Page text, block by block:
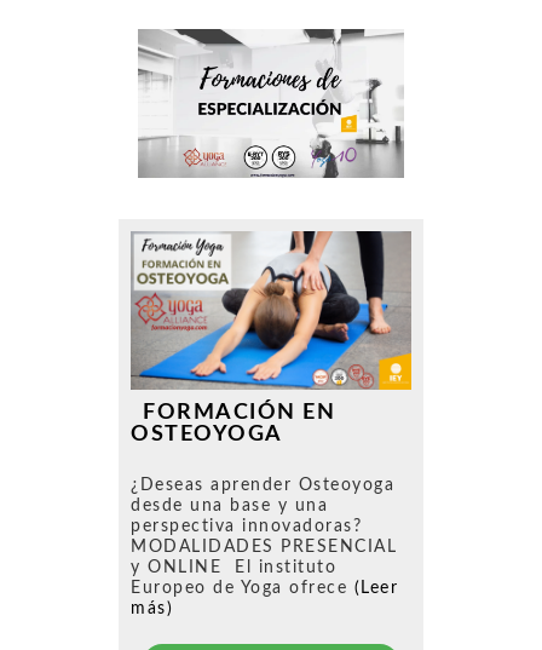
FORMACIÓN EN
OSTEOYOGA
¿Deseas aprender Osteoyoga
desde una base y una
perspectiva innovadoras?
MODALIDADES PRESENCIAL
y ONLINE El instituto
Europeo de Yoga ofrece (Leer
más)